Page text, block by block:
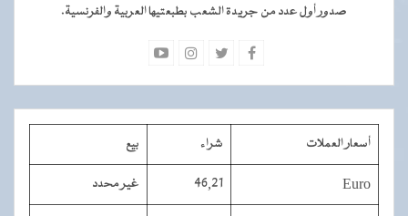
صدور أول عدد من جريدة الشعب بطبعتيها العربية والفرنسية.
أسعار العملات شراء بيع
Euro
46,21 غير محدد